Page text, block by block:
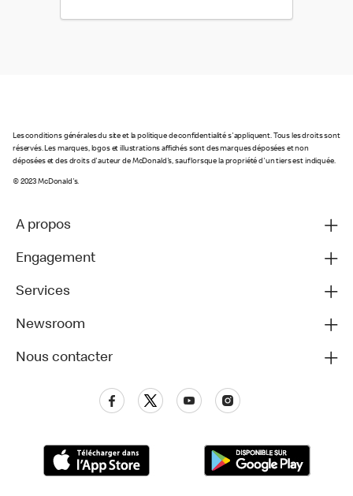
Les conditions générales du site et la politique de confidentialité s'appliquent. Tous les droits sont
réservés. Les marques, logos et illustrations affichés sont des marques déposées et non
déposées et des droits d'auteur de McDonald's, sauf lorsque la propriété d'un tiers est indiquée.
© 2023 McDonald's.
A propos
Engagement
Services
Newsroom
Nous contacter